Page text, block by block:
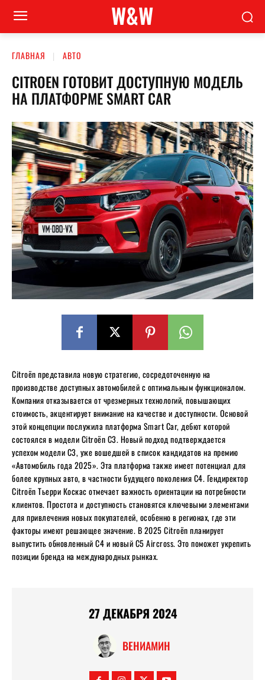
W&W
ГЛАВНАЯ АВТО
CITROEN ГОТОВИТ ДОСТУПНУЮ МОДЕЛЬ
НА ПЛАТФОРМЕ SMART CAR
Citroën представила новую стратегию, сосредоточенную на
производстве доступных автомобилей с оптимальным функционалом.
Компания отказывается от чрезмерных технологий, повышающих
стоимость, акцентирует внимание на качестве и доступности. Основой
этой концепции послужила платформа Smart Car, дебют которой
состоялся в модели Citroën C3. Новый подход подтверждается
успехом модели C3, уже вошедшей в список кандидатов на премию
«Автомобиль года 2025». Эта платформа также имеет потенциал для
более крупных авто, в частности будущего поколения C4. Гендиректор
Citroën Тьерри Коскас отмечает важность ориентации на потребности
клиентов. Простота и доступность становятся ключевыми элементами
для привлечения новых покупателей, особенно в регионах, где эти
факторы имеют решающее значение. В 2025 Citroën планирует
выпустить обновленный C4 и новый C5 Aircross. Это поможет укрепить
позиции бренда на международных рынках.
27 ДЕКАБРЯ 2024
ВЕНИАМИН